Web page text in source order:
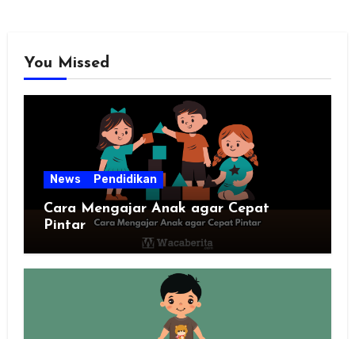
You Missed
News Pendidikan
Cara Mengajar Anak agar Cepat
Pintar